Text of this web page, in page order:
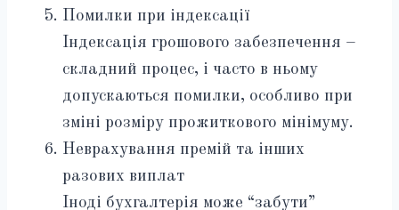
Помилки при індексації
Індексація грошового забезпечення –
складний процес, і часто в ньому
допускаються помилки, особливо при
зміні розміру прожиткового мінімуму.
Неврахування премій та інших
разових виплат
Іноді бухгалтерія може “забути”